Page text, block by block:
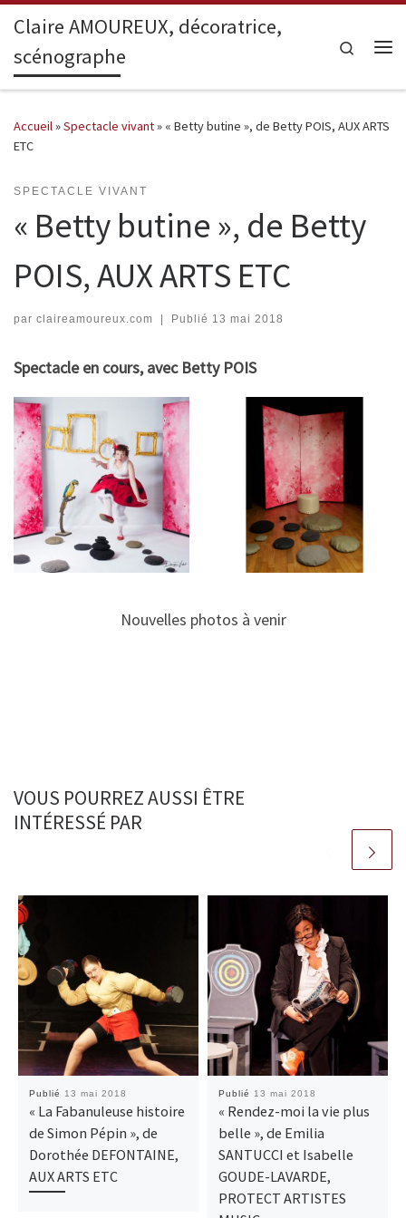
Passer au contenu
Claire AMOUREUX, décoratrice,
scénographe
Search
Accueil»Spectacle vivant» « Betty butine », de Betty POIS, AUX ARTS
ETC
SPECTACLE VIVANT
« Betty butine », de Betty
POIS, AUX ARTS ETC
par claireamoureux.com Publié 13 mai 2018
Spectacle en cours, avec Betty POIS
Nouvelles photos à venir
VOUS POURREZ AUSSI ÊTRE
INTÉRESSÉ PAR
Publié 13 mai 2018
« La Fabanuleuse histoire
de Simon Pépin », de
Dorothée DEFONTAINE,
AUX ARTS ETC
Publié 13 mai 2018
« Rendez-moi la vie plus
belle », de Emilia
SANTUCCI et Isabelle
GOUDE-LAVARDE,
PROTECT ARTISTES